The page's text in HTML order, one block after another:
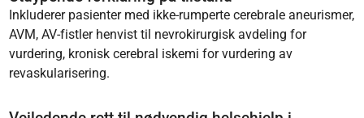
Inkluderer pasienter med ikke-rumperte cerebrale aneurismer,
AVM, AV-fistler henvist til nevrokirurgisk avdeling for
vurdering, kronisk cerebral iskemi for vurdering av
revaskularisering.